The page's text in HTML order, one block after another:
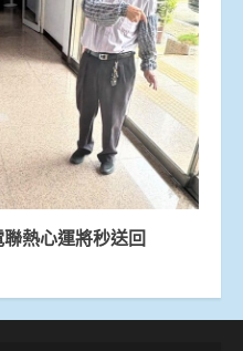
熱心運將秒送回